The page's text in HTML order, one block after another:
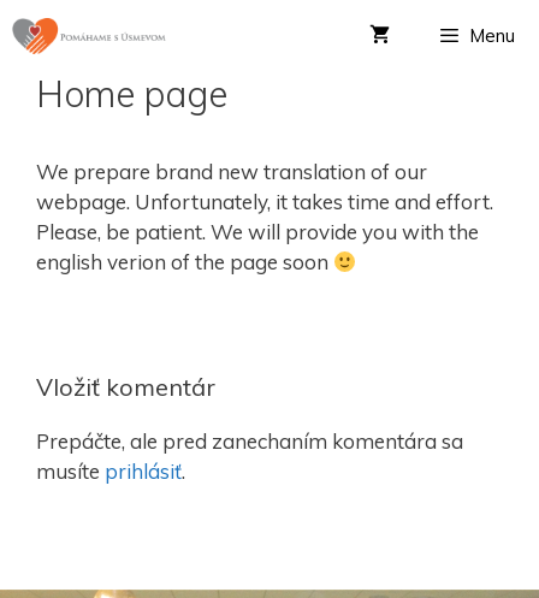
Menu
Home page
We prepare brand new translation of our
webpage. Unfortunately, it takes time and effort.
Please, be patient. We will provide you with the
english verion of the page soon
Vložiť komentár
Prepáčte, ale pred zanechaním komentára sa
musíte prihlásiť.